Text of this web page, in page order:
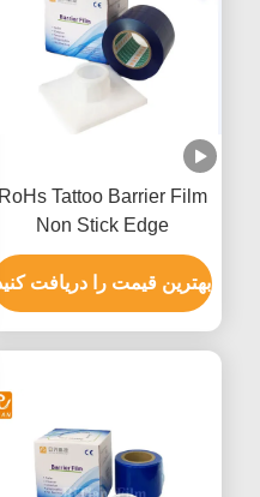
RoHs Tattoo Barrier Film
Non Stick Edge
بهترین قیمت را دریافت کنید